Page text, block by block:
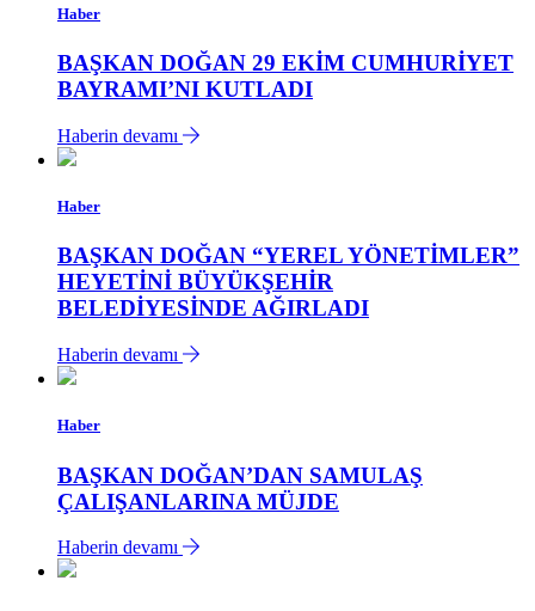
Haber
BAŞKAN DOĞAN 29 EKİM CUMHURİYET
BAYRAMI’NI KUTLADI
Haberin devamı
Haber
BAŞKAN DOĞAN “YEREL YÖNETİMLER”
HEYETİNİ BÜYÜKŞEHİR
BELEDİYESİNDE AĞIRLADI
Haberin devamı
Haber
BAŞKAN DOĞAN’DAN SAMULAŞ
ÇALIŞANLARINA MÜJDE
Haberin devamı